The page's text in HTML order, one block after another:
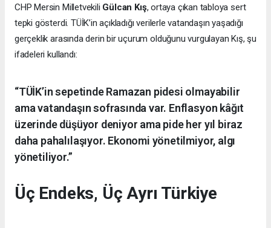
CHP Mersin Milletvekili Gülcan Kış, ortaya çıkan tabloya sert
tepki gösterdi. TÜİK’in açıkladığı verilerle vatandaşın yaşadığı
gerçeklik arasında derin bir uçurum olduğunu vurgulayan Kış, şu
ifadeleri kullandı:
“TÜİK’in sepetinde Ramazan pidesi olmayabilir
ama vatandaşın sofrasında var. Enflasyon kâğıt
üzerinde düşüyor deniyor ama pide her yıl biraz
daha pahalılaşıyor. Ekonomi yönetilmiyor, algı
yönetiliyor.”
Üç Endeks, Üç Ayrı Türkiye